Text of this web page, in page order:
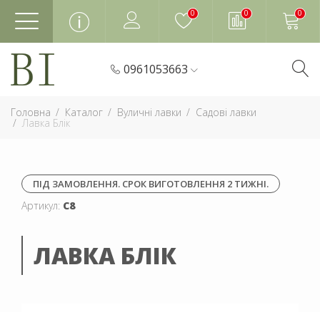
0 0 0
0961053663
Головна Каталог Вуличні лавки Садові лавки
Лавка Блік
ПІД ЗАМОВЛЕННЯ. СРОК ВИГОТОВЛЕННЯ 2 ТИЖНІ.
Артикул: С8
ЛАВКА БЛІК